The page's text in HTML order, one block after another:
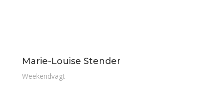
Marie-Louise Stender
Weekendvagt